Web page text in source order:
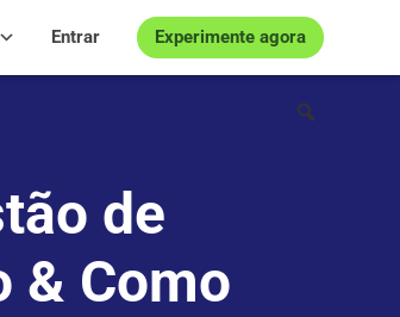
Experimente agora
Entrar
de
& Como